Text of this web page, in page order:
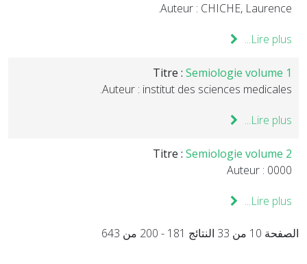
Auteur : CHICHE, Laurence.
Lire plus...
Titre : Semiologie volume 1
Auteur : institut des sciences medicales.
Lire plus...
Titre : Semiologie volume 2
Auteur : 0000
Lire plus...
الصفحة 10 من 33 النتائج 181 - 200 من 643